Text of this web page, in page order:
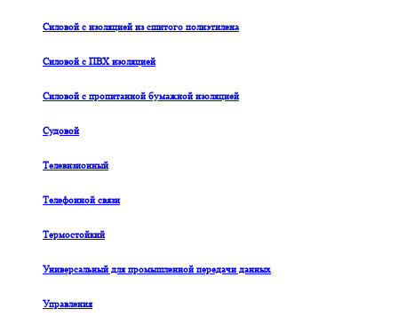
Силовой с изоляцией из сшитого полиэтилена
Силовой с ПВХ изоляцией
Силовой с пропитанной бумажной изоляцией
Судовой
Телевизионный
Телефонной связи
Термостойкий
Универсальный для промышленной передачи данных
Управления